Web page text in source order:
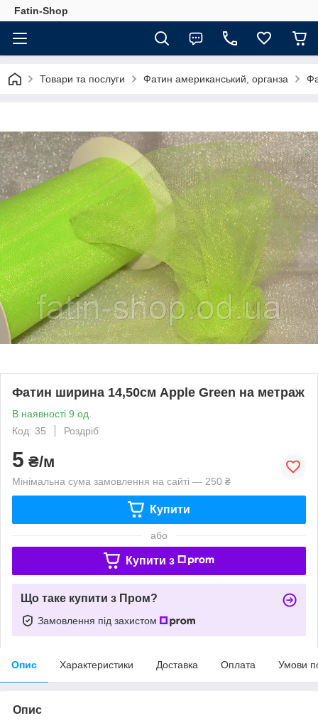
Fatin-Shop
Товари та послуги Фатин американський, органза
Фатин ширина 14,50см Apple Green на метраж
В наявності 9 од.
Код: 35
Роздріб
5 ₴/м
Мінімальна сума замовлення на сайті — 250 ₴
Купити
або
Купити з
Що таке купити з Пром?
Замовлення під захистом
Опис Характеристики Доставка Оплата Умови
Опис